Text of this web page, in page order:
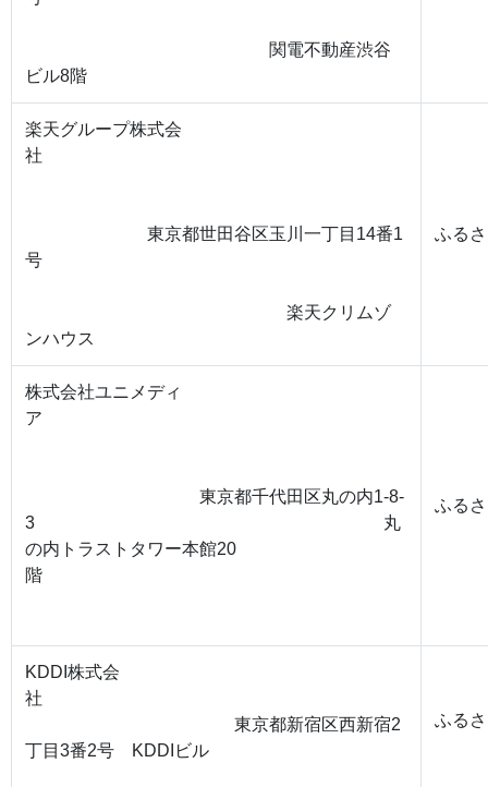
関電不動産渋谷
ビル8階
楽天グループ株式会
社
東京都世田谷区玉川一丁目14番1
号
楽天クリムゾ
ンハウス
ふる
株式会社ユニメディ
ア
東京都千代田区丸の内1-8-
3 丸
の内トラストタワー本館20
階
ふる
KDDI株式会
社
東京都新宿区西新宿2
丁目3番2号 KDDIビル
ふる